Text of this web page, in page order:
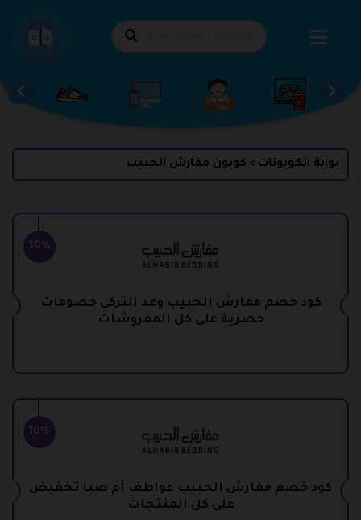
بوابة الكوبونات > كوبون مفارش الحبيب
30%
كود خصم مفارش الحبيب وعد التركي خصومات
حصرية على كل المفروشات
10%
كود خصم مفارش الحبيب عواطف أم صبا تخفيض
على كل المنتجات